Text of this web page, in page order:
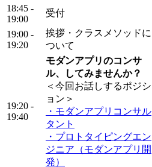
18:45 -
19:00
受付
19:00 -
19:20
挨拶・クラスメソッドに
ついて
19:20 -
19:40
モダンアプリのコンサ
ル、してみませんか？
＜今回お話しするポジシ
ョン＞
・モダンアプリコンサル
タント
・プロトタイピングエン
ジニア（モダンアプリ開
発）